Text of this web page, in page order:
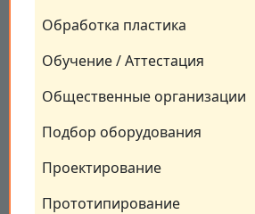
Обработка пластика
Обучение / Аттестация
Общественные организации
Подбор оборудования
Проектирование
Прототипирование